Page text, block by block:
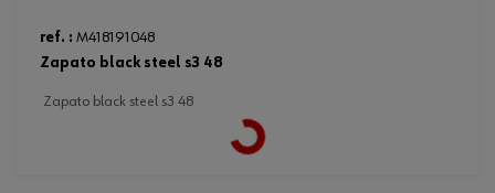
ref. : M418191048
zapato black steel s3 48
zapato black steel s3 48